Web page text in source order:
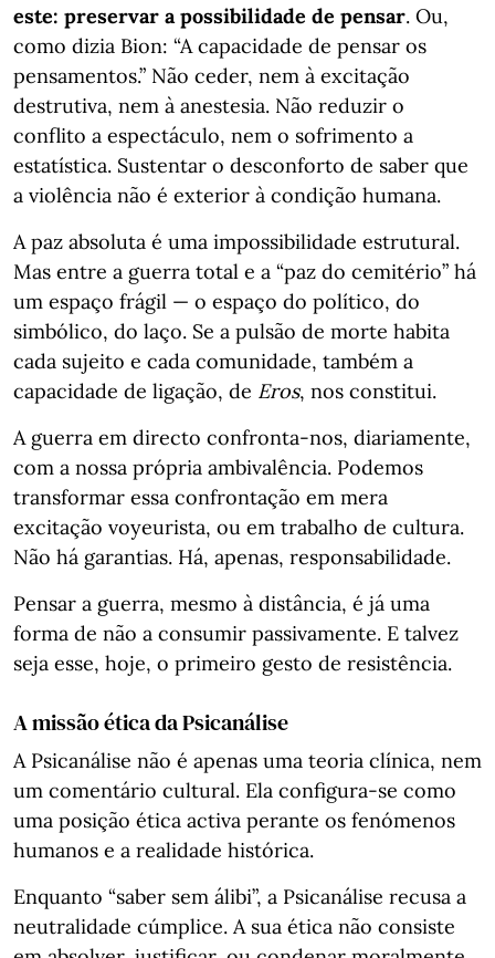
este: preservar a possibilidade de pensar. Ou,
como dizia Bion: “A capacidade de pensar os
pensamentos.” Não ceder, nem à excitação
destrutiva, nem à anestesia. Não reduzir o
conflito a espectáculo, nem o sofrimento a
estatística. Sustentar o desconforto de saber que
a violência não é exterior à condição humana.
A paz absoluta é uma impossibilidade estrutural.
Mas entre a guerra total e a “paz do cemitério” há
um espaço frágil — o espaço do político, do
simbólico, do laço. Se a pulsão de morte habita
cada sujeito e cada comunidade, também a
capacidade de ligação, de Eros, nos constitui.
A guerra em directo confronta-nos, diariamente,
com a nossa própria ambivalência. Podemos
transformar essa confrontação em mera
excitação voyeurista, ou em trabalho de cultura.
Não há garantias. Há, apenas, responsabilidade.
Pensar a guerra, mesmo à distância, é já uma
forma de não a consumir passivamente. E talvez
seja esse, hoje, o primeiro gesto de resistência.
A missão ética da Psicanálise
A Psicanálise não é apenas uma teoria clínica, nem
um comentário cultural. Ela configura-se como
uma posição ética activa perante os fenómenos
humanos e a realidade histórica.
Enquanto “saber sem álibi”, a Psicanálise recusa a
neutralidade cúmplice. A sua ética não consiste